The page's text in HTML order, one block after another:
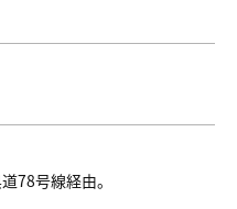
78号線経由。